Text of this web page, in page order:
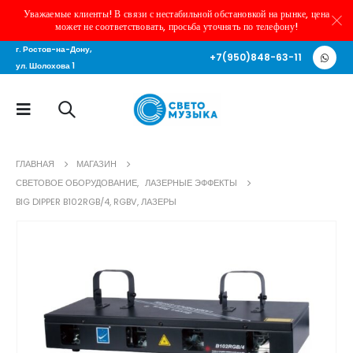
Уважаемые клиенты! В связи с нестабильной обстановкой на рынке, цена
может не соответствовать, просьба уточнять по телефону!
г. Ростов-на-Дону,
ул. Шолохова 1
+7(950)848-63-11
ГЛАВНАЯ
МАГАЗИН
СВЕТОВОЕ ОБОРУДОВАНИЕ, ЛАЗЕРНЫЕ ЭФФЕКТЫ
BIG DIPPER B102RGB/4, RGBV, ЛАЗЕРЫ